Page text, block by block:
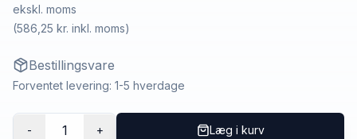
ekskl. moms
(586,25 kr. inkl. moms)
Bestillingsvare
Forventet levering: 1-5 hverdage
- 1 + Læg i kurv